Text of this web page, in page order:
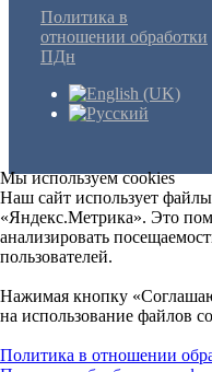
Политика в
отношении обработки
ПДн
Мы используем cookies
Наш сайт использует
«Яндекс.Метрика». Это
анализировать
пользователей.
Нажимая кнопку
на использование файлов
Политика в отношении